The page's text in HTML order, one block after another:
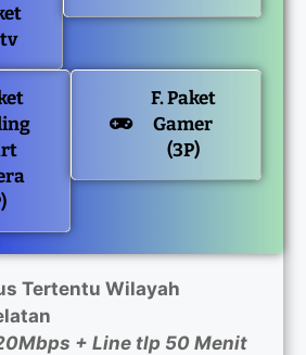
F. Paket
Gamer
(3P)
Tertentu Wilayah
+ Line tlp 50 Menit